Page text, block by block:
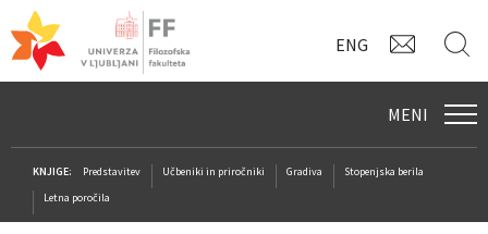
ENG
MENI
KNJIGE: Predstavitev Učbeniki in priročniki Gradiva
Stopenjska berila
Letna poročila